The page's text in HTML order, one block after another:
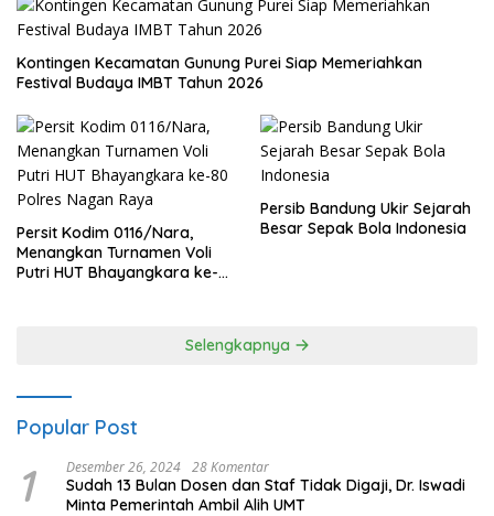
Kontingen Kecamatan Gunung Purei Siap Memeriahkan
Festival Budaya IMBT Tahun 2026
Persit Kodim 0116/Nara,
Menangkan Turnamen Voli
Putri HUT Bhayangkara ke-
Persib Bandung Ukir Sejarah
Besar Sepak Bola Indonesia
Selengkapnya
Popular Post
1 Desember 26, 2024 28 Komentar
Sudah 13 Bulan Dosen dan Staf Tidak Digaji, Dr. Iswadi
Minta Pemerintah Ambil Alih UMT